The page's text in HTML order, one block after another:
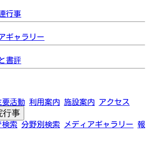
行事
ギャラリー
書評
要活動 利用案内 施設案内 アクセス
行事
検索 分野別検索 メディアギャラリー 報